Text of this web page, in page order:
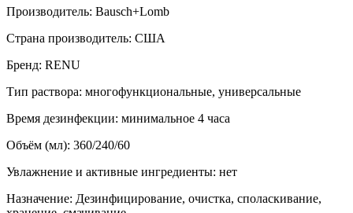
Производитель: Bausch+Lomb
Страна производитель: США
Бренд: RENU
Тип раствора: многофункциональные, универсальные
Время дезинфекции: минимальное 4 часа
Объём (мл): 360/240/60
Увлажнение и активные ингредиенты: нет
Назначение: Дезинфицирование, очистка, споласкивание,